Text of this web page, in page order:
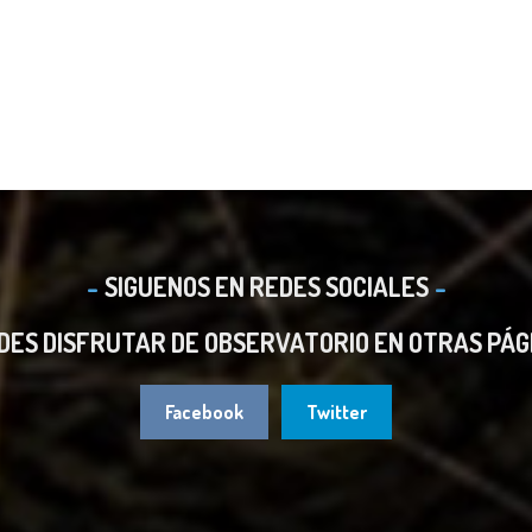
SIGUENOS EN REDES SOCIALES
DISFRUTAR DE OBSERVATORIO EN OTRAS
Facebook Twitter